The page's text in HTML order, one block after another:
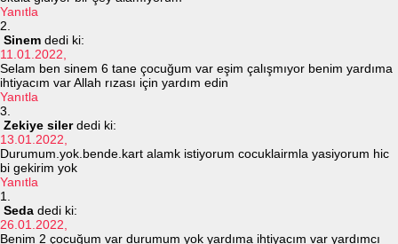
Yanıtla
Sinem dedi ki:
11.01.2022,
Selam ben sinem 6 tane çocuğum var eşim çalışmıyor benim yardıma
ihtiyacım var Allah rızası için yardım edin
Yanıtla
Zekiye siler dedi ki:
13.01.2022,
Durumum.yok.bende.kart alamk istiyorum cocuklairmla yasiyorum hic
bi gekirim yok
Yanıtla
Seda dedi ki:
26.01.2022,
Benim 2 çocuğum var durumum yok yardıma ihtiyacım var yardımcı